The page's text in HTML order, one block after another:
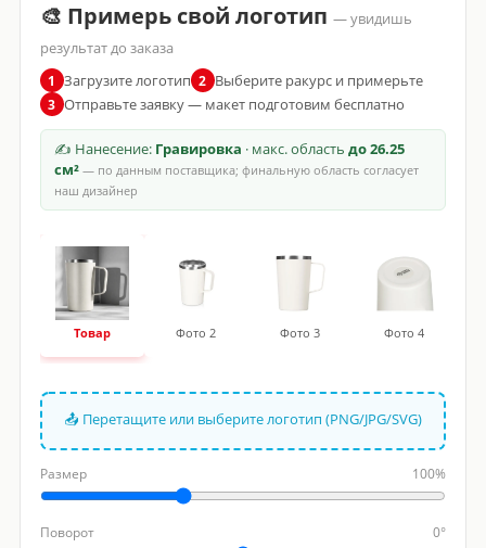
🎨 Примерь свой логотип — увидишь
результат до заказа
1 Загрузите логотип 2 Выберите ракурс и примерьте
3 Отправьте заявку — макет подготовим бесплатно
✍ Нанесение: Гравировка · макс. область до 26.25
см²— по данным поставщика; финальную область согласует
наш дизайнер
Товар Фото 2 Фото 3 Фото 4
📤 Перетащите или выберите логотип (PNG/JPG/SVG)
Размер 100%
Поворот 0°